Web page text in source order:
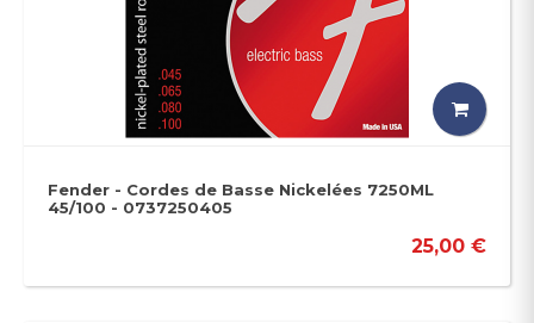
Fender - Cordes de Basse Nickelées 7250ML
45/100 - 0737250405
25,00 €